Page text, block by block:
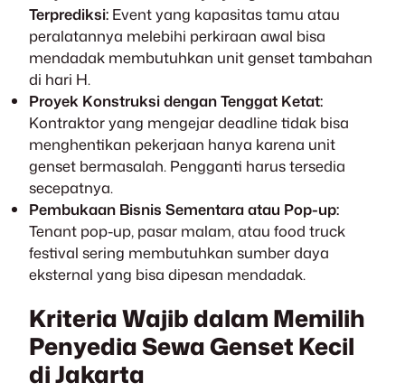
Terprediksi: Event yang kapasitas tamu atau
peralatannya melebihi perkiraan awal bisa
mendadak membutuhkan unit genset tambahan
di hari H.
Proyek Konstruksi dengan Tenggat Ketat:
Kontraktor yang mengejar deadline tidak bisa
menghentikan pekerjaan hanya karena unit
genset bermasalah. Pengganti harus tersedia
secepatnya.
Pembukaan Bisnis Sementara atau Pop-up:
Tenant pop-up, pasar malam, atau food truck
festival sering membutuhkan sumber daya
eksternal yang bisa dipesan mendadak.
Kriteria Wajib dalam Memilih
Penyedia Sewa Genset Kecil
di Jakarta